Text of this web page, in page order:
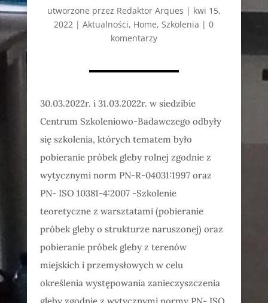
utworzone przez Redaktor Arques | kwi 15,
2022 |Aktualności, Home,Szkolenia |0
komentarzy
30.03.2022r. i 31.03.2022r. w siedzibie
Centrum Szkoleniowo-Badawczego odbyły
się szkolenia, których tematem było
pobieranie próbek gleby rolnej zgodnie z
wytycznymi norm PN-R-04031:1997 oraz
PN- ISO 10381-4:2007 -Szkolenie
teoretyczne z warsztatami (pobieranie
próbek gleby o strukturze naruszonej) oraz
pobieranie próbek gleby z terenów
miejskich i przemysłowych w celu
określenia występowania zanieczyszczenia